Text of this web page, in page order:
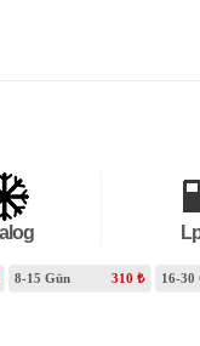
8-15 Gün 310 ₺ 16-30